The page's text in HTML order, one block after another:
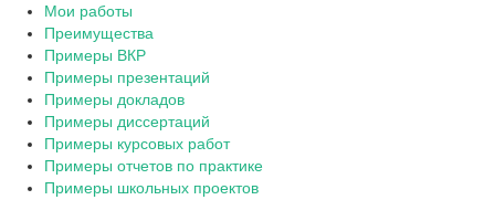
Мои работы
Преимущества
Примеры ВКР
Примеры презентаций
Примеры докладов
Примеры диссертаций
Примеры курсовых работ
Примеры отчетов по практике
Примеры школьных проектов